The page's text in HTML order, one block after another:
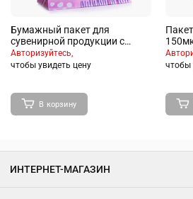
Бумажный пакет для
сувенирной продукции с
ламинацией, с шириной
основания 26 cм, плотность
Авторизуйтесь,
чтобы увидеть цену
В корзину
чтобы
ИНТЕРНЕТ-МАГАЗИН